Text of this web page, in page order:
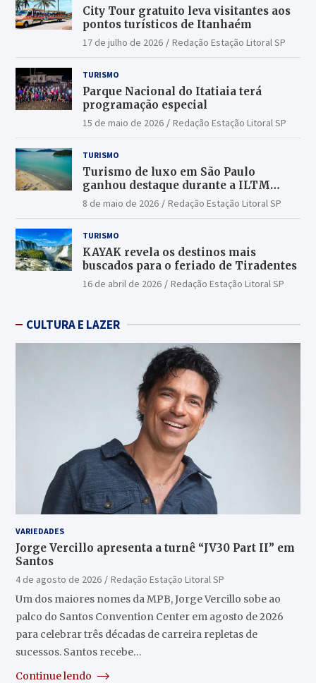
City Tour gratuito leva visitantes aos
pontos turísticos de Itanhaém
17 de julho de 2026 Redação Estação Litoral SP
TURISMO
Parque Nacional do Itatiaia terá
programação especial
15 de maio de 2026 Redação Estação Litoral SP
TURISMO
Turismo de luxo em São Paulo
ganhou destaque durante a ILTM
Latin America 2026
8 de maio de 2026 Redação Estação Litoral SP
TURISMO
KAYAK revela os destinos mais
buscados para o feriado de Tiradentes
16 de abril de 2026 Redação Estação Litoral SP
CULTURA E LAZER
VARIEDADES
Jorge Vercillo apresenta a turnê “JV30 Part II” em
Santos
4 de agosto de 2026
Redação Estação Litoral SP
Um dos maiores nomes da MPB, Jorge Vercillo sobe ao
palco do Santos Convention Center em agosto de 2026
para celebrar três décadas de carreira repletas de
sucessos. Santos recebe…
Continue lendo